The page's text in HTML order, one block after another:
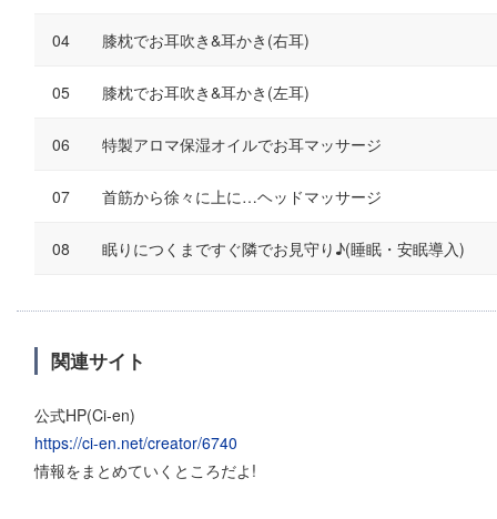
膝枕でお耳吹き&耳かき(右耳)
膝枕でお耳吹き&耳かき(左耳)
特製アロマ保湿オイルでお耳マッサージ
首筋から徐々に上に…ヘッドマッサージ
眠りにつくまですぐ隣でお見守り♪(睡眠・安眠導入)
関連サイト
公式HP(Ci-en)
https://ci-en.net/creator/6740
情報をまとめていくところだよ!